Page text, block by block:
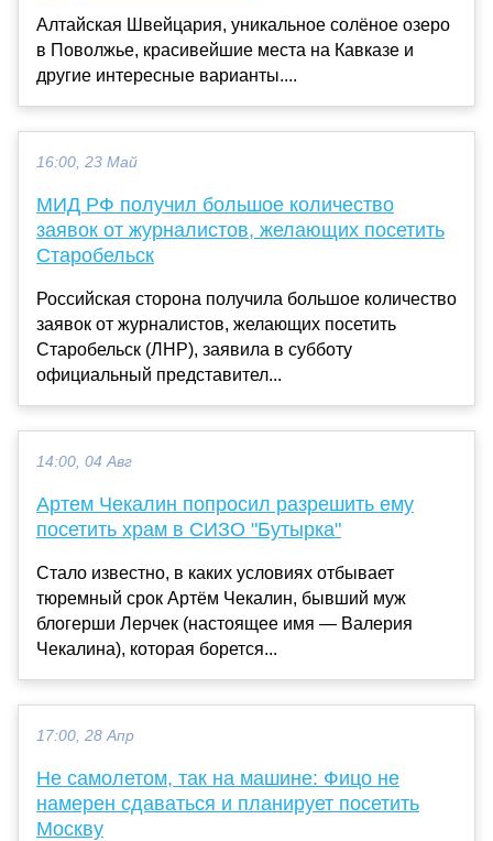
Алтайская Швейцария, уникальное солёное озеро
в Поволжье, красивейшие места на Кавказе и
другие интересные варианты....
16:00, 23 Май
МИД РФ получил большое количество
заявок от журналистов, желающих посетить
Старобельск
Российская сторона получила большое количество
заявок от журналистов, желающих посетить
Старобельск (ЛНР), заявила в субботу
официальный представител...
14:00, 04 Авг
Артем Чекалин попросил разрешить ему
посетить храм в СИЗО "Бутырка"
Стало известно, в каких условиях отбывает
тюремный срок Артём Чекалин, бывший муж
блогерши Лерчек (настоящее имя — Валерия
Чекалина), которая борется...
17:00, 28 Апр
Не самолетом, так на машине: Фицо не
намерен сдаваться и планирует посетить
Москву